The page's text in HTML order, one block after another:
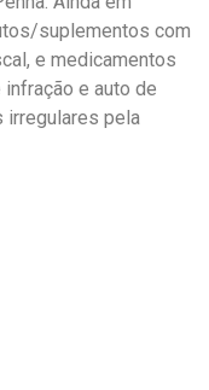
suplementos com
e medicamentos
e auto de
irregulares pela